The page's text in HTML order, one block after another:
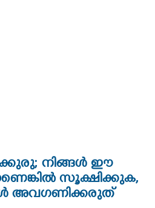
നിങ്ങൾ ഈ
സൂക്ഷിക്കുക,
അവഗണിക്കരുത്